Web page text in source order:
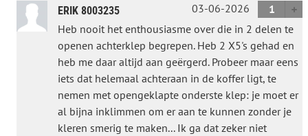
ERIK 8003235 03-06-2026
1
Heb nooit het enthousiasme over die in 2 delen te
openen achterklep begrepen. Heb 2 X5's gehad en
heb me daar altijd aan geërgerd. Probeer maar eens
iets dat helemaal achteraan in de koffer ligt, te
nemen met opengeklapte onderste klep: je moet er
al bijna inklimmen om er aan te kunnen zonder je
kleren smerig te maken... Ik ga dat zeker niet